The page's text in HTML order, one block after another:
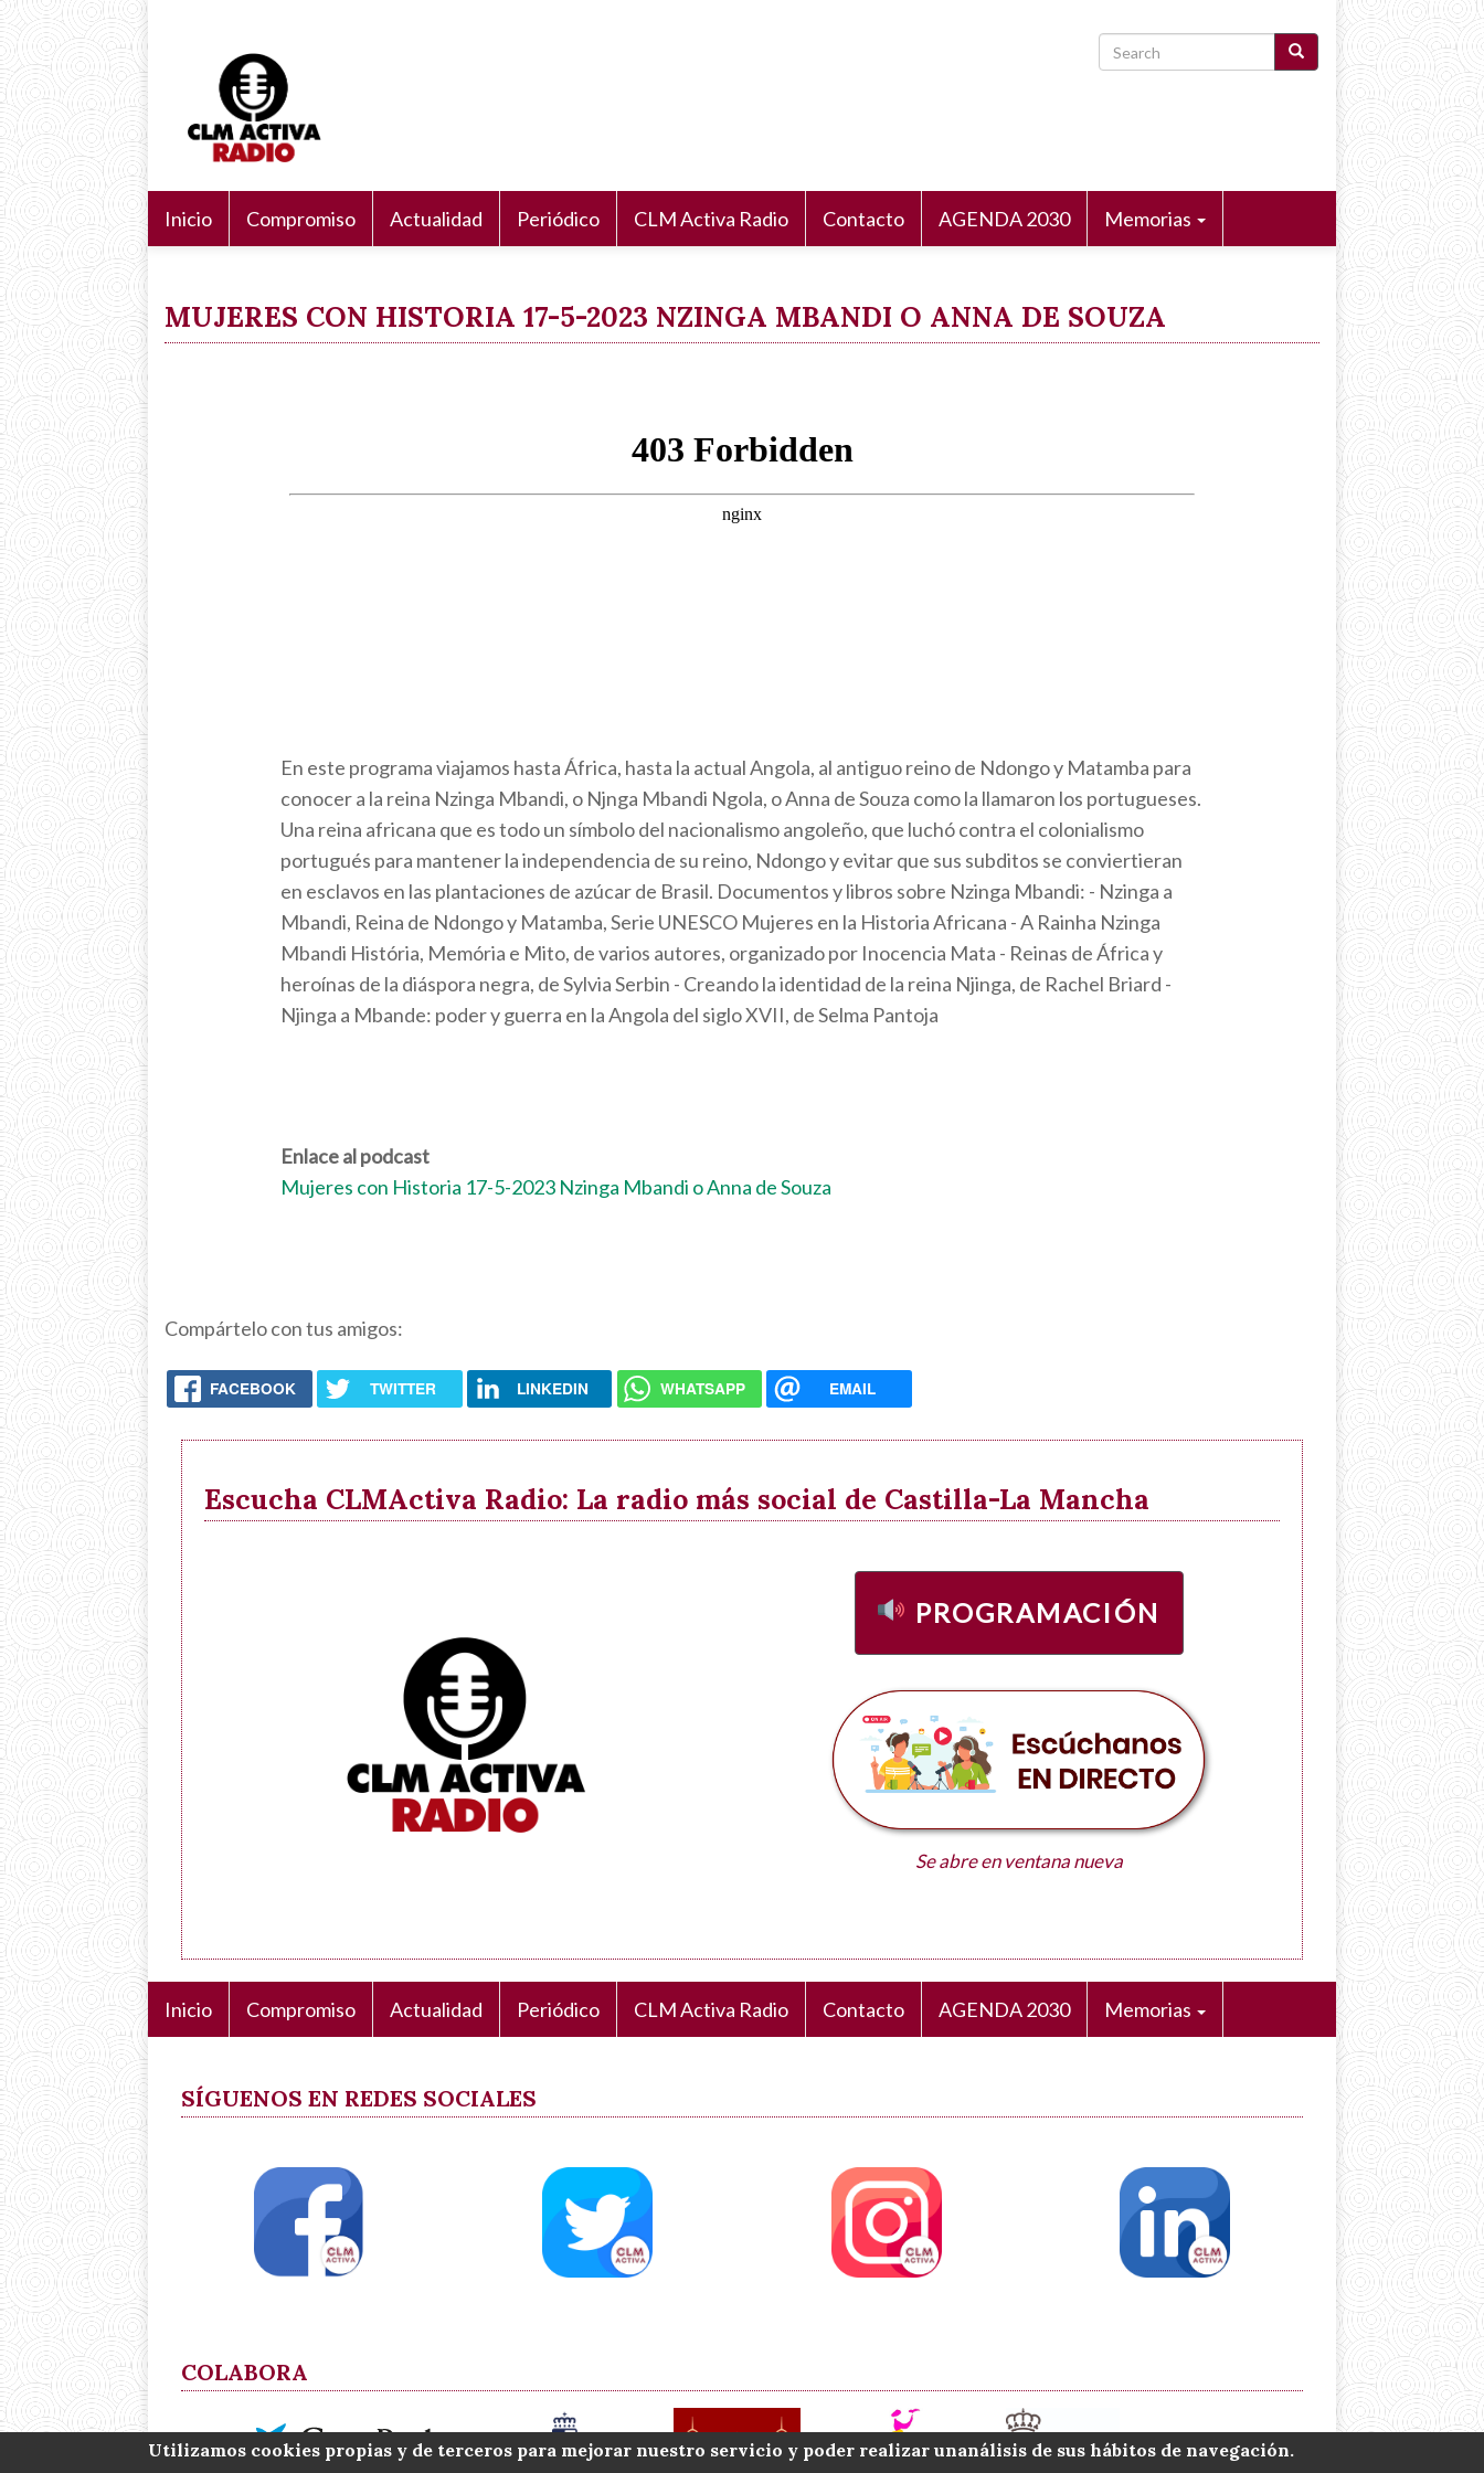
Pasar
al
contenido
principal
principal
Inicio Compromiso Actualidad Periódico CLM Activa Radio Contacto AGENDA 2030 Memorias
Buscar
Search
MUJERES CON HISTORIA 17-5-2023 NZINGA MBANDI O ANNA DE SOUZA
En este programa viajamos hasta África, hasta la actual Angola, al antiguo reino de Ndongo y Matamba para
conocer a la reina Nzinga Mbandi, o Njnga Mbandi Ngola, o Anna de Souza como la llamaron los portugueses.
Una reina africana que es todo un símbolo del nacionalismo angoleño, que luchó contra el colonialismo
portugués para mantener la independencia de su reino, Ndongo y evitar que sus subditos se conviertieran
en esclavos en las plantaciones de azúcar de Brasil. Documentos y libros sobre Nzinga Mbandi: - Nzinga a
Mbandi, Reina de Ndongo y Matamba, Serie UNESCO Mujeres en la Historia Africana - A Rainha Nzinga
Mbandi História, Memória e Mito, de varios autores, organizado por Inocencia Mata - Reinas de África y
heroínas de la diáspora negra, de Sylvia Serbin - Creando la identidad de la reina Njinga, de Rachel Briard -
Njinga a Mbande: poder y guerra en la Angola del siglo XVII, de Selma Pantoja
Enlace al podcast
Mujeres con Historia 17-5-2023 Nzinga Mbandi o Anna de Souza
Compártelo con tus amigos:
FACEBOOK TWITTER LINKEDIN WHATSAPP EMAIL
Escucha CLMActiva Radio: La radio más social de Castilla-La Mancha
PROGRAMACIÓN
Se abre en ventana nueva
Navegación
principal
Inicio Compromiso Actualidad Periódico CLM Activa Radio Contacto AGENDA 2030 Memorias
SÍGUENOS EN REDES SOCIALES
COLABORA
Utilizamos cookies propias y de terceros para mejorar nuestro servicio y poder realizar unanálisis de sus hábitos de navegación.